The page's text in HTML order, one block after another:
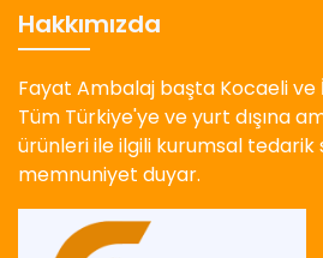
Hakkımızda
Fayat Ambalaj başta Kocaeli
Tüm Türkiye'ye ve yurt dışına
ürünleri ile ilgili kurumsal
memnuniyet duyar.